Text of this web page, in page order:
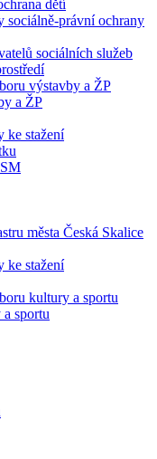
dětí
sociálně-právní ochrany
sociálních služeb
výstavby a ŽP
a ŽP
ke stažení
města Česká Skalice
ke stažení
kultury a sportu
sportu